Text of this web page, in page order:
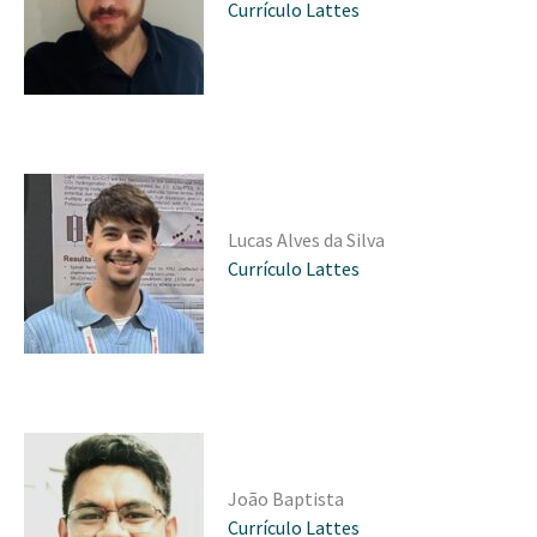
Currículo Lattes
Lucas Alves da Silva
Currículo Lattes
João Baptista
Currículo Lattes